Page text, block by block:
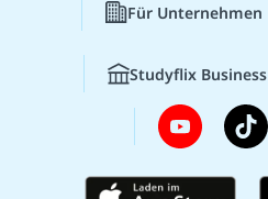
Für Unternehmen
Studyflix Business